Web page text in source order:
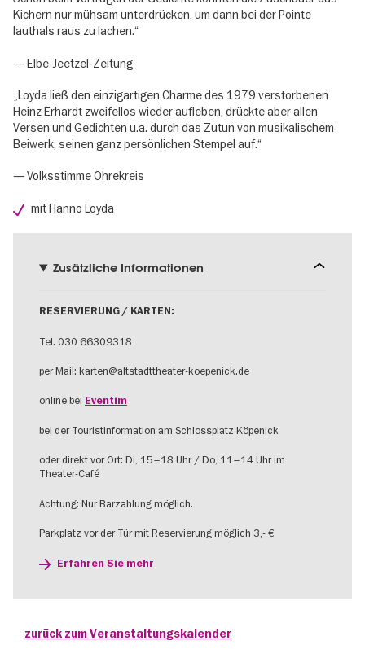
Kichern nur mühsam unterdrücken, um dann bei der Pointe
lauthals raus zu lachen.“
— Elbe-Jeetzel-Zeitung
„Loyda ließ den einzigartigen Charme des 1979 verstorbenen
Heinz Erhardt zweifellos wieder aufleben, drückte aber allen
Versen und Gedichten u.a. durch das Zutun von musikalischem
Beiwerk, seinen ganz persönlichen Stempel auf.“
— Volksstimme Ohrekreis
mit Hanno Loyda
Zusätzliche Informationen
RESERVIERUNG / KARTEN:
Tel. 030 66309318
per Mail: karten@altstadttheater-koepenick.de
online bei Eventim
bei der Touristinformation am Schlossplatz Köpenick
oder direkt vor Ort: Di, 15–18 Uhr / Do, 11–14 Uhr im
Theater-Café
Achtung: Nur Barzahlung möglich.
Parkplatz vor der Tür mit Reservierung möglich 3,- €
Erfahren Sie mehr
zurück zum Veranstaltungskalender